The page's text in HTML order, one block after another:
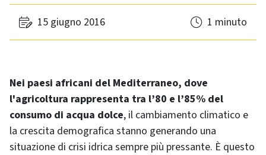
15 giugno 2016 1 minuto
Nei paesi africani del Mediterraneo, dove
l'agricoltura rappresenta tra l’80 e l’85% del
consumo di acqua dolce, il cambiamento climatico e
la crescita demografica stanno generando una
situazione di crisi idrica sempre più pressante. È questo